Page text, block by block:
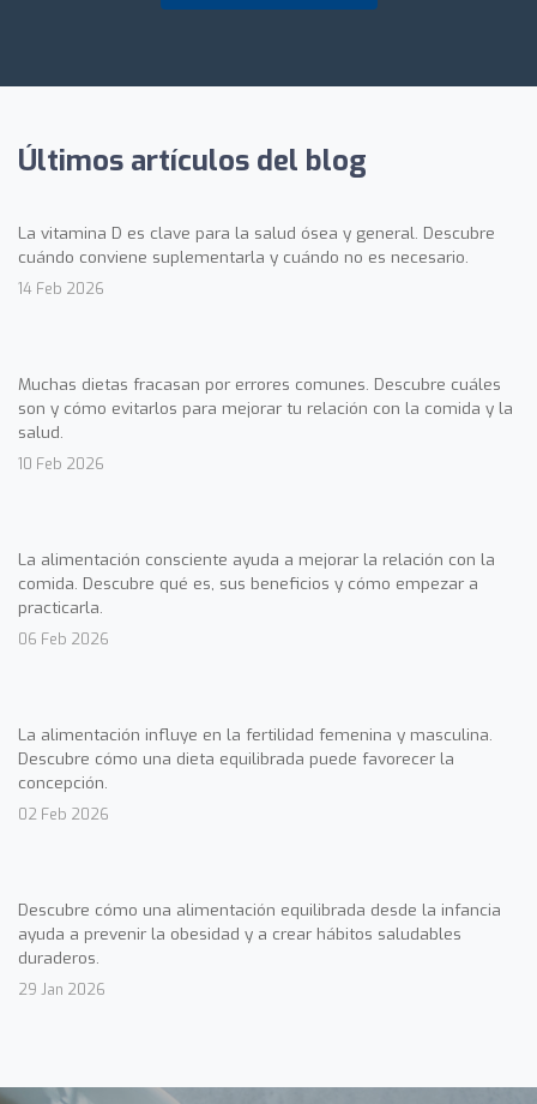
Últimos artículos del blog
La vitamina D es clave para la salud ósea y general. Descubre
cuándo conviene suplementarla y cuándo no es necesario.
14 Feb 2026
Muchas dietas fracasan por errores comunes. Descubre cuáles
son y cómo evitarlos para mejorar tu relación con la comida y la
salud.
10 Feb 2026
La alimentación consciente ayuda a mejorar la relación con la
comida. Descubre qué es, sus beneficios y cómo empezar a
practicarla.
06 Feb 2026
La alimentación influye en la fertilidad femenina y masculina.
Descubre cómo una dieta equilibrada puede favorecer la
concepción.
02 Feb 2026
Descubre cómo una alimentación equilibrada desde la infancia
ayuda a prevenir la obesidad y a crear hábitos saludables
duraderos.
29 Jan 2026